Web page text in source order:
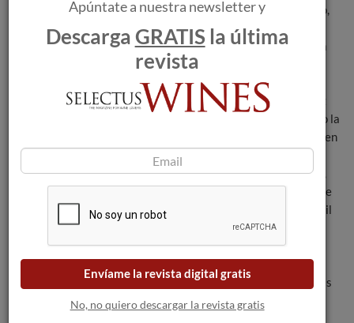
, que también es un restaurante y un hotel con encanto,
situado en un lugar delicioso. 20 hectáreas alrededor de un
magnífico pazo rehabilitado en las laderas del Avia. Esta zona
del Avia siempre fue muy reputada por ser la que más saltos
térmicos tiene entre el día y la noche, detalle que beneficia la
maduración de las uvas. Propiedad de los hermanos González
Vázquez que entre todos se ocupan de elaborar y dirigir tanto la
bodega como el hotel. Allí nos encontramos con una novedad en
este mundo del coupage. Han sacado al mercado un nuevo
monovarietal de treixadura, Arman Finca Os Loureiros 2010,
fermentado en roble francés de 500 litros y con seis meses de
crianza con sus lías, interesante, original y escaso, sólo dos mil
botellas, y con mucha vida por delante. También llevan años
apostando por los tintos de variedades autóctonas como su
Casal de Armán 2010 donde encontramos las notas de flor
moradas típicas de la brancella , en compañía de sus hermanas
souson y caíño.
Apúntate a nuestra newsletter y
DescargaGRATIS la última
revista
Envíame la revista digital gratis
No, no quiero descargar la revista gratis